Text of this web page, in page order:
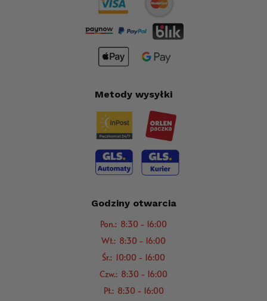
Metody wysyłki
Godziny otwarcia
Pon.: 8:30 - 16:00
Wt.: 8:30 - 16:00
Śr.: 10:00 - 16:00
Czw.: 8:30 - 16:00
Pt.: 8:30 - 16:00